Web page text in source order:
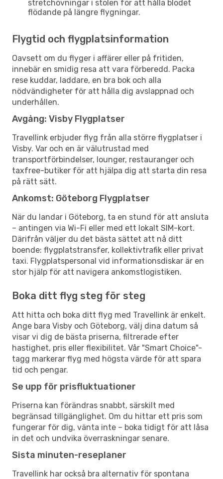
stretchövningar i stolen för att hålla blodet
flödande på längre flygningar.
Flygtid och flygplatsinformation
Oavsett om du flyger i affärer eller på fritiden,
innebär en smidig resa att vara förberedd. Packa
rese kuddar, laddare, en bra bok och alla
nödvändigheter för att hålla dig avslappnad och
underhållen.
Avgång: Visby Flygplatser
Travellink erbjuder flyg från alla större flygplatser i
Visby. Var och en är välutrustad med
transportförbindelser, lounger, restauranger och
taxfree-butiker för att hjälpa dig att starta din resa
på rätt sätt.
Ankomst: Göteborg Flygplatser
När du landar i Göteborg, ta en stund för att ansluta
– antingen via Wi-Fi eller med ett lokalt SIM-kort.
Därifrån väljer du det bästa sättet att nå ditt
boende: flygplatstransfer, kollektivtrafik eller privat
taxi. Flygplatspersonal vid informationsdiskar är en
stor hjälp för att navigera ankomstlogistiken.
Boka ditt flyg steg för steg
Att hitta och boka ditt flyg med Travellink är enkelt.
Ange bara Visby och Göteborg, välj dina datum så
visar vi dig de bästa priserna, filtrerade efter
hastighet, pris eller flexibilitet. Vår "Smart Choice"-
tagg markerar flyg med högsta värde för att spara
tid och pengar.
Se upp för prisfluktuationer
Priserna kan förändras snabbt, särskilt med
begränsad tillgänglighet. Om du hittar ett pris som
fungerar för dig, vänta inte – boka tidigt för att låsa
in det och undvika överraskningar senare.
Sista minuten-reseplaner
Travellink har också bra alternativ för spontana